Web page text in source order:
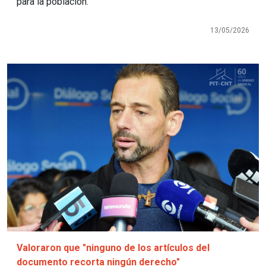
13/05/2026
Valoraron que "ninguno de los artículos del
documento recorta ningún derecho"